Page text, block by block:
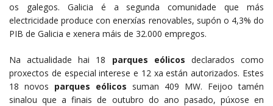
os galegos. Galicia é a segunda comunidade que más
electricidade produce con enerxías renovables, supón o 4,3% do
PIB de Galicia e xenera máis de 32.000 empregos.
Na actualidade hai 18 parques eólicos declarados como
proxectos de especial interese e 12 xa están autorizados. Estes
18 novos parques eólicos suman 409 MW. Feijoo tamén
sinalou que a finais de outubro do ano pasado, púxose en